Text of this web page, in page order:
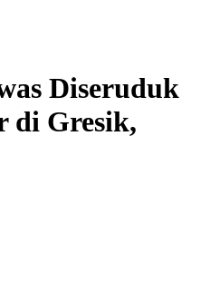
Diseruduk
di Gresik,